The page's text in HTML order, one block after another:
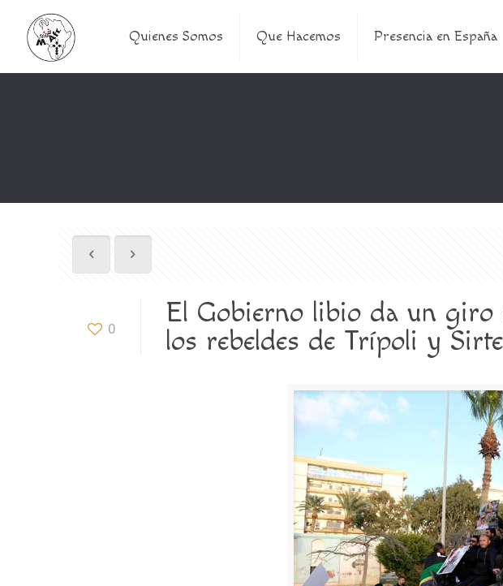
Quienes Somos Que Hacemos Presencia en España
0
El Gobierno libio da un
los rebeldes de Trípoli y Sirte